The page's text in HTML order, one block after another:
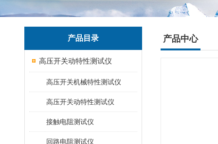
产品目录
高压开关动特性测试仪
高压开关机械特性测试仪
高压开关动特性测试仪
接触电阻测试仪
回路电阻测试仪
产品中心